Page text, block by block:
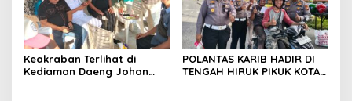
Keakraban Terlihat di
Kediaman Daeng Johan
POLANTAS KARIB HADIR DI
TENGAH HIRUK PIKUK KOTA